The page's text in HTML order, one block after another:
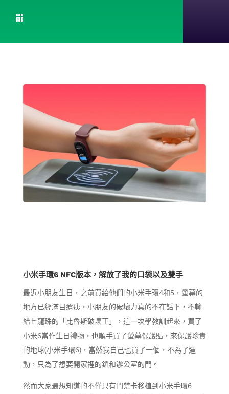

小米手環6 NFC版本，解放了我的口袋以及雙手
最近小朋友生日，之前買給他們的小米手環4和5，螢幕的
地方已經滿目瘡痍，小朋友的破壞力真的不在話下，不輸
給七龍珠的「比魯斯破壞王」，這一次學教訓起來，買了
小米6當作生日禮物，也順手買了螢幕保護貼，來保護珍貴
的地球(小米手環6)，當然我自己也買了一個，不為了運
動，只為了想要開家裡的鎖和辦公室的門。
然而大家最想知道的不僅只有門禁卡移植到小米手環6